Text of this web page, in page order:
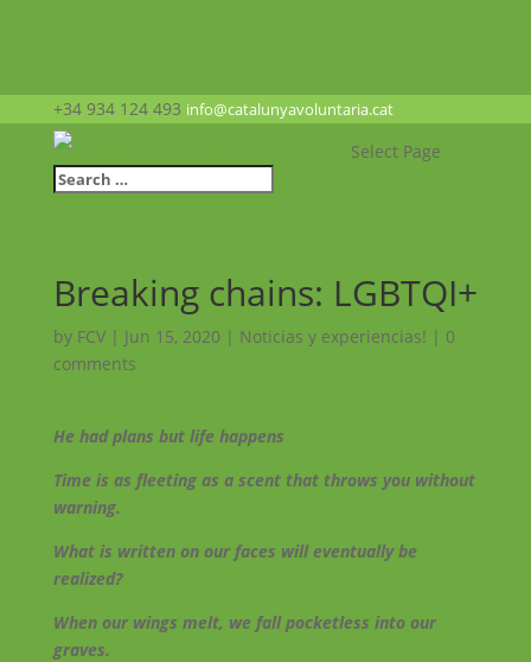
+34 934 124 493 info@catalunyavoluntaria.cat
Select Page
Breaking chains: LGBTQI+
by FCV| Jun 15, 2020 | Noticias y experiencias! | 0
comments
He had plans but life happens
Time is as fleeting as a scent that throws you without
warning.
What is written on our faces will eventually be
realized?
When our wings melt, we fall pocketless into our
graves.